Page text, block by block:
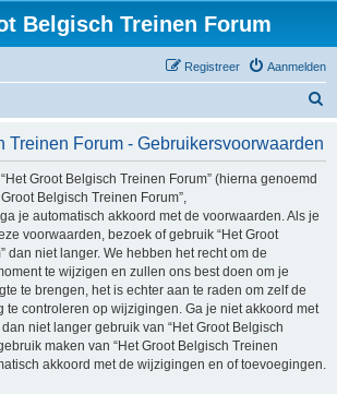
Belgisch Treinen Forum
Aanmelden
Registreer
Treinen Forum - Gebruikersvoorwaarden
Groot Belgisch Treinen Forum” (hierna genoemd
Groot Belgisch Treinen Forum”,
ga je automatisch akkoord met de voorwaarden. Als je
voorwaarden, bezoek of gebruik “Het Groot
dan niet langer. We hebben het recht om de
te wijzigen en zullen ons best doen om je
te brengen, het is echter aan te raden om zelf de
te controleren op wijzigingen. Ga je niet akkoord met
niet langer gebruik van “Het Groot Belgisch
maken van “Het Groot Belgisch Treinen
akkoord met de wijzigingen en of toevoegingen.